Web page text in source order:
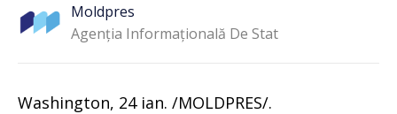
Moldpres
Agenția Informațională De Stat
Washington, 24 ian. /MOLDPRES/.